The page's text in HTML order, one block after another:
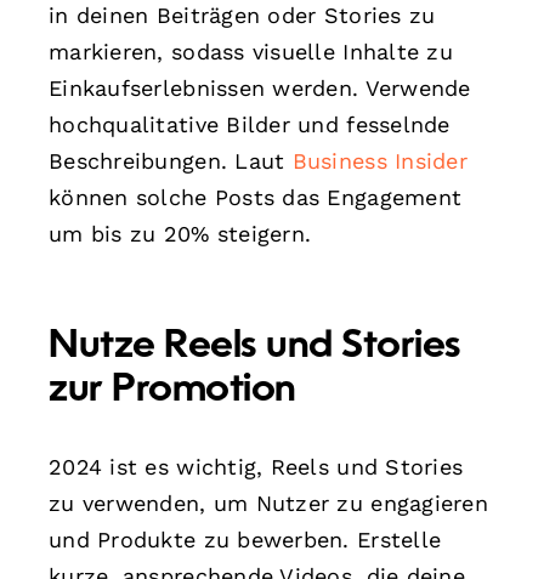
in deinen Beiträgen oder Stories zu
markieren, sodass visuelle Inhalte zu
Einkaufserlebnissen werden. Verwende
hochqualitative Bilder und fesselnde
Beschreibungen. Laut Business Insider
können solche Posts das Engagement
um bis zu 20% steigern.
Nutze Reels und Stories
zur Promotion
2024 ist es wichtig, Reels und Stories
zu verwenden, um Nutzer zu engagieren
und Produkte zu bewerben. Erstelle